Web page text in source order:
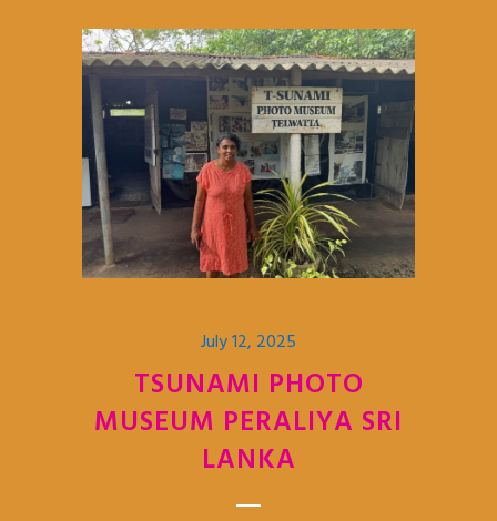
July 12, 2025
TSUNAMI PHOTO
MUSEUM PERALIYA SRI
LANKA